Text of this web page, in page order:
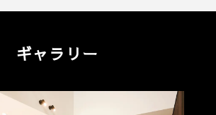
ギャラリー